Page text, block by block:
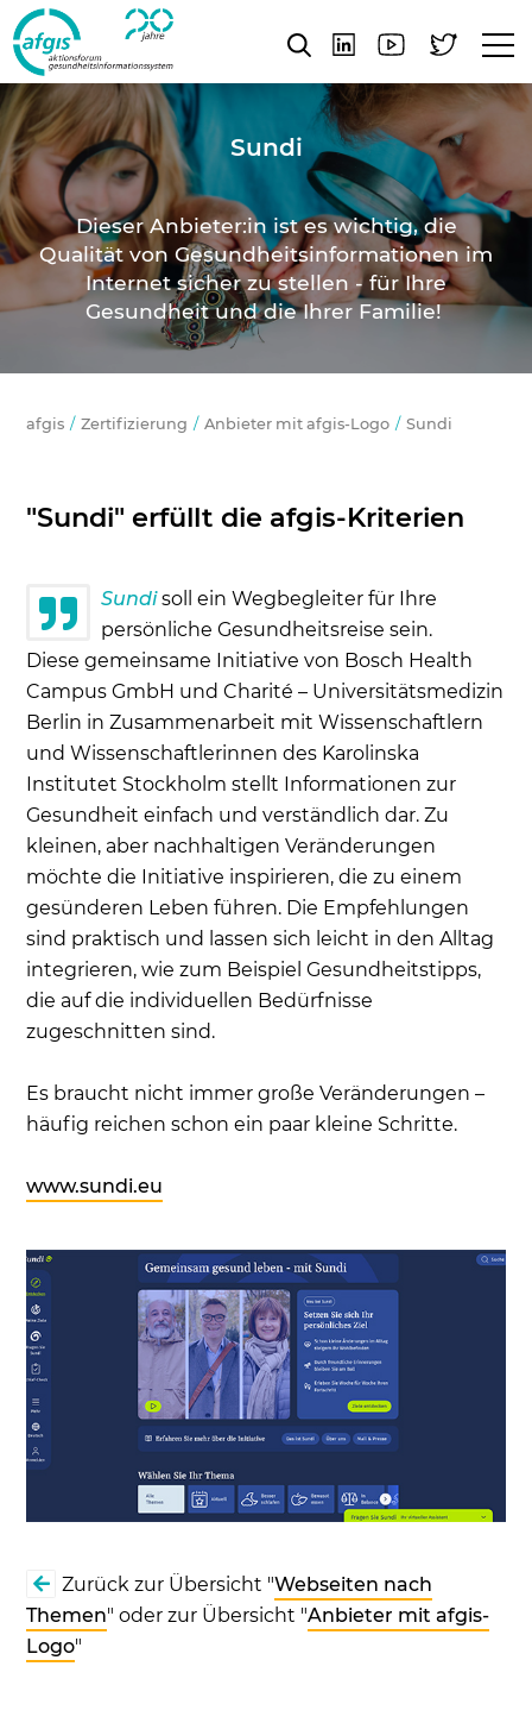
Sundi
Dieser Anbieter:in ist es wichtig, die
Qualität von Gesundheitsinformationen im
Internet sicher zu stellen - für Ihre
Gesundheit und die Ihrer Familie!
afgis Zertifizierung Anbieter mit afgis-Logo Sundi
"Sundi" erfüllt die afgis-Kriterien
Sundi soll ein Wegbegleiter für Ihre
persönliche Gesundheitsreise sein.
Diesegemeinsame Initiative von Bosch Health
Campus GmbH und Charité – Universitätsmedizin
Berlin in Zusammenarbeit mit Wissenschaftlern
und Wissenschaftlerinnen des Karolinska
Institutet Stockholm stellt Informationen zur
Gesundheit einfach und verständlich dar. Zu
kleinen, aber nachhaltigen Veränderungen
möchte die Initiative inspirieren, die zu einem
gesünderen Leben führen. Die Empfehlungen
sind praktisch und lassen sich leicht in den Alltag
integrieren, wie zum Beispiel Gesundheitstipps,
die auf die individuellen Bedürfnisse
zugeschnitten sind.
Es braucht nicht immer große Veränderungen –
häufig reichen schon ein paar kleine Schritte.
www.sundi.eu
Zurück zur Übersicht "Webseiten nach
Themen" oder zur Übersicht "Anbieter mit afgis-
Logo"